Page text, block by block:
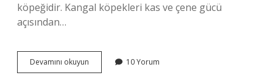
köpeğidir. Kangal köpekleri kas ve çene gücü
açısından…
Devamını okuyun
Tehlikeli
10 Yorum